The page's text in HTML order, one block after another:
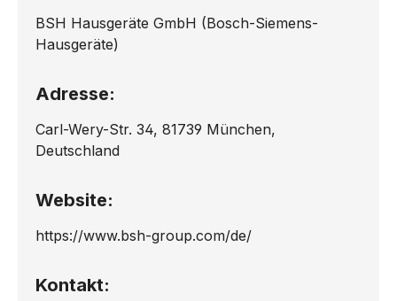
BSH Hausgeräte GmbH (Bosch-Siemens-
Hausgeräte)
Adresse:
Carl-Wery-Str. 34, 81739 München,
Deutschland
Website:
https://www.bsh-group.com/de/
Kontakt: